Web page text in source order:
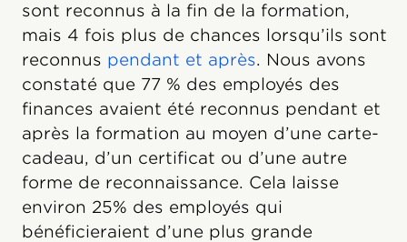
sont reconnus à la fin de la formation,
mais 4 fois plus de chances lorsqu’ils sont
reconnus pendant et après. Nous avons
constaté que 77 % des employés des
finances avaient été reconnus pendant et
après la formation au moyen d’une carte-
cadeau, d’un certificat ou d’une autre
forme de reconnaissance. Cela laisse
environ 25% des employés qui
bénéficieraient d’une plus grande